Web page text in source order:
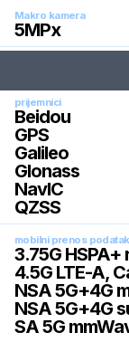
Makro kamera
5MPx
prijemnici
Beidou
GPS
Galileo
Glonass
NavIC
QZSS
mobilni prenos
3.75G HSPA+
4.5G LTE-A,
NSA 5G+4G
NSA 5G+4G
SA 5G